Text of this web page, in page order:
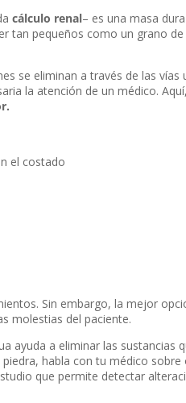
cálculo renal– es una masa
tan pequeños como un grano
se eliminan a través de las vías
la atención de un médico. Aquí,
el costado
Sin embargo, la mejor
molestias del paciente.
ayuda a eliminar las sustancias
habla con tu médico
que permite detectar